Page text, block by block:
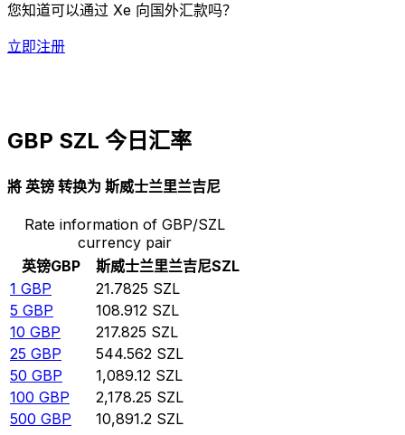
您知道可以通过 Xe 向国外汇款吗？
立即注册
GBP SZL 今日汇率
將 英镑 转换为 斯威士兰里兰吉尼
Rate information of GBP/SZL
currency pair
英镑GBP 斯威士兰里兰吉尼SZL
1 GBP 21.7825 SZL
5 GBP 108.912 SZL
10 GBP 217.825 SZL
25 GBP 544.562 SZL
50 GBP 1,089.12 SZL
100 GBP 2,178.25 SZL
500 GBP 10,891.2 SZL